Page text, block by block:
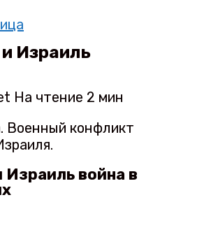
Израиль
На чтение 2 мин
Военный конфликт
Израиль война в